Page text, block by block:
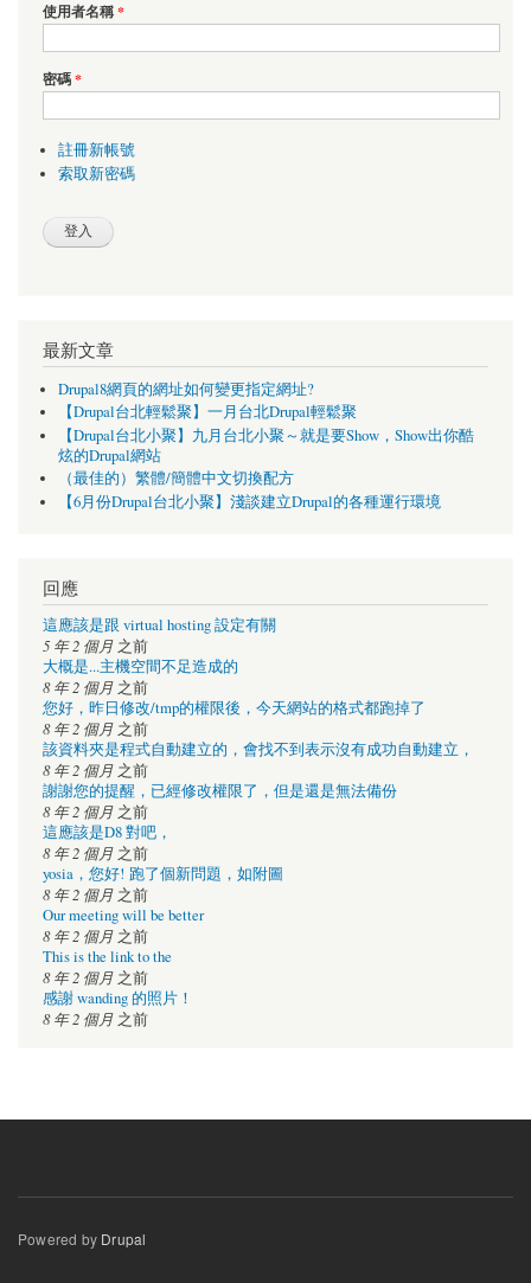
使用者名稱*
密碼*
註冊新帳號
索取新密碼
最新文章
Drupal8網頁的網址如何變更指定網址?
【Drupal台北輕鬆聚】一月台北Drupal輕鬆聚
【Drupal台北小聚】九月台北小聚～就是要Show，Show出你酷
炫的Drupal網站
（最佳的）繁體/簡體中文切換配方
【6月份Drupal台北小聚】淺談建立Drupal的各種運行環境
回應
這應該是跟 virtual hosting 設定有關
5 年 2 個月 之前
大概是...主機空間不足造成的
8 年 2 個月 之前
您好，昨日修改/tmp的權限後，今天網站的格式都跑掉了
8 年 2 個月 之前
該資料夾是程式自動建立的，會找不到表示沒有成功自動建立，
8 年 2 個月 之前
謝謝您的提醒，已經修改權限了，但是還是無法備份
8 年 2 個月 之前
這應該是D8 對吧，
8 年 2 個月 之前
yosia，您好! 跑了個新問題，如附圖
8 年 2 個月 之前
Our meeting will be better
8 年 2 個月 之前
This is the link to the
8 年 2 個月 之前
感謝 wanding 的照片！
8 年 2 個月 之前
Powered by Drupal